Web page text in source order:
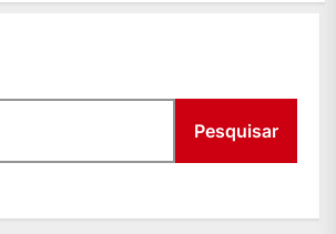
Pesquisar